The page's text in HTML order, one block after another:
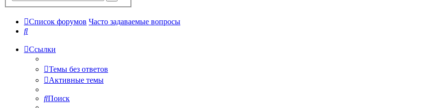
Список форумов Часто задаваемые вопросы
Поиск
Ссылки
Темы без ответов
Активные темы
Поиск